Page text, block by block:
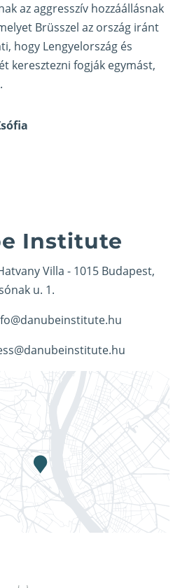
az aggresszív hozzáállásnak
Brüsszel az ország iránt
hogy Lengyelország és
keresztezni fogják egymást,
Institute
Villa - 1015 Budapest,
u. 1.